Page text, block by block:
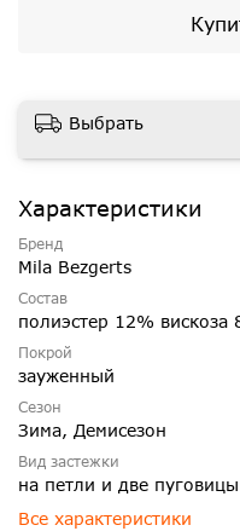
Выбрать
Характеристики
Бренд
Mila Bezgerts
Состав
полиэстер 12% вискоза
Покрой
зауженный
Сезон
Зима, Демисезон
Вид застежки
на петли и две пуговицы
Все характеристики